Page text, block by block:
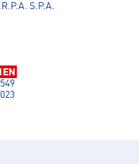
S.P.A.